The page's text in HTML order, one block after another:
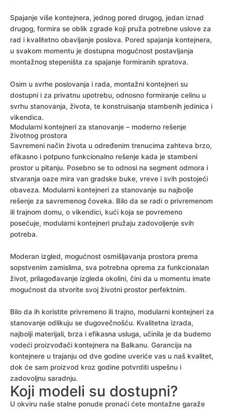
Spajanje više kontejnera, jednog pored drugog, jedan iznad
drugog, formira se oblik zgrade koji pruža potrebne uslove za
rad i kvalitetno obavljanje poslova. Pored spajanja kontejnera,
u svakom momentu je dostupna mogućnost postavljanja
montažnog stepeništa za spajanje formiranih spratova.
Osim u svrhe poslovanja i rada, montažni kontejneri su
dostupni i za privatnu upotrebu, odnosno formiranje celinu u
svrhu stanovanja, života, te konstruisanja stambenih jedinica i
vikendica.
Modularni kontejneri za stanovanje – moderno rešenje
životnog prostora
Savremeni način života u određenim trenucima zahteva brzo,
efikasno i potpuno funkcionalno rešenje kada je stambeni
prostor u pitanju. Posebno se to odnosi na segment odmora i
stvaranja oaze mira van gradske buke, vreve i svih postojeći
obaveza. Modularni kontejneri za stanovanje su najbolje
rešenje za savremenog čoveka. Bilo da se radi o privremenom
ili trajnom domu, o vikendici, kući koja se povremeno
posećuje, modularni kontejneri pružaju zadovoljenje svih
potreba.
Moderan izgled, mogućnost osmišljavanja prostora prema
sopstvenim zamislima, sva potrebna oprema za funkcionalan
život, prilagođavanje izgleda okolini, čini da u momentu imate
mogućnost da stvorite svoj životni prostor perfektnim.
Bilo da ih koristite privremeno ili trajno, modularni kontejneri za
stanovanje odlikuju se dugovečnošću. Kvalitetna izrada,
najbolji materijali, brza i efikasna usluga, učinila je da budemo
vodeći proizvođači kontejnera na Balkanu. Garancija na
kontejnere u trajanju od dve godine uveriće vas u naš kvalitet,
dok će sam proizvod kroz godine potvrditi uspešnu i
zadovoljnu saradnju.
Koji modeli su dostupni?
U okviru naše stalne ponude pronaći ćete montažne garaže